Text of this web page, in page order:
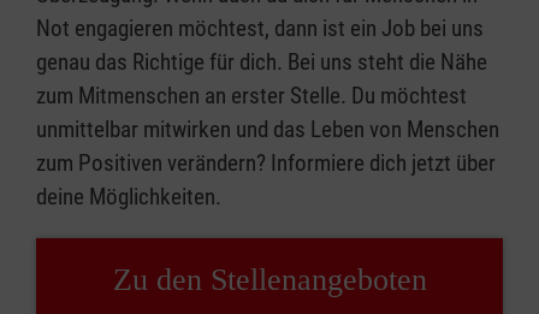
Not engagieren möchtest, dann ist ein Job bei uns
genau das Richtige für dich. Bei uns steht die Nähe
zum Mitmenschen an erster Stelle. Du möchtest
unmittelbar mitwirken und das Leben von Menschen
zum Positiven verändern? Informiere dich jetzt über
deine Möglichkeiten.
Zu den Stellenangeboten